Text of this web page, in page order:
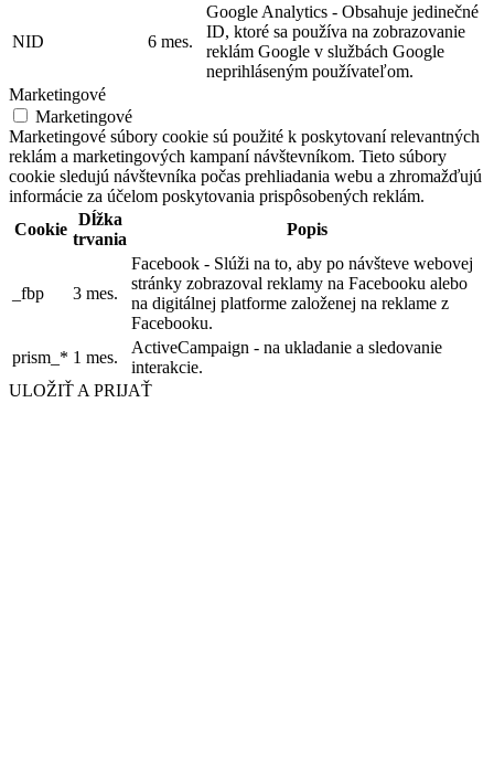
NID 6 mes.
Google Analytics - Obsahuje jedinečné
ID, ktoré sa používa na zobrazovanie
reklám Google v službách Google
neprihláseným používateľom.
Marketingové
Marketingové
Marketingové súbory cookie sú použité k poskytovaní relevantných
reklám a marketingových kampaní návštevníkom. Tieto súbory
cookie sledujú návštevníka počas prehliadania webu a zhromažďujú
informácie za účelom poskytovania prispôsobených reklám.
Cookie
Dĺžka
trvania
Popis
_fbp 3 mes.
Facebook - Slúži na to, aby po návšteve webovej
stránky zobrazoval reklamy na Facebooku alebo
na digitálnej platforme založenej na reklame z
Facebooku.
prism_* 1 mes.
ActiveCampaign - na ukladanie a sledovanie
interakcie.
ULOŽIŤ A PRIJAŤ